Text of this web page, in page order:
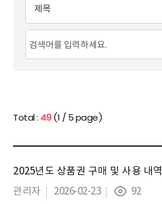
Total : 49(1 / 5 page)
2025년도 상품권 구매 및 사용 내역
관리자
2026-02-23 92